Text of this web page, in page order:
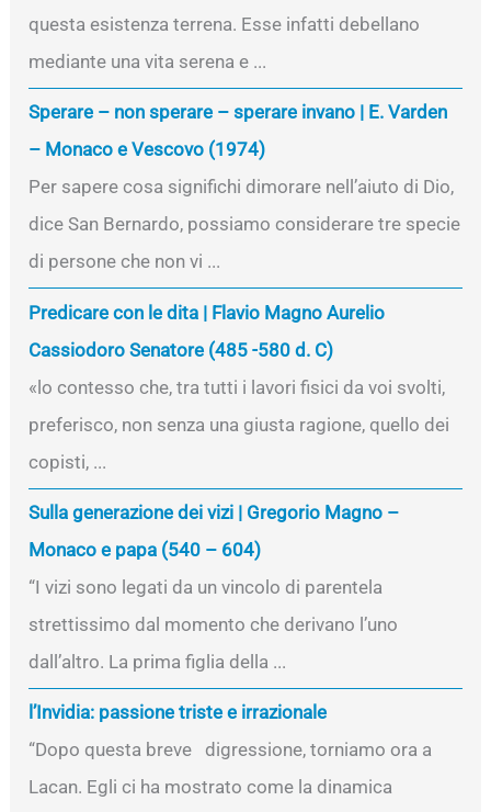
questa esistenza terrena. Esse infatti debellano
mediante una vita serena e ...
Sperare – non sperare – sperare invano | E. Varden
– Monaco e Vescovo (1974)
Per sapere cosa significhi dimorare nell’aiuto di Dio,
dice San Bernardo, possiamo considerare tre specie
di persone che non vi ...
Predicare con le dita | Flavio Magno Aurelio
Cassiodoro Senatore (485 -580 d. C)
«lo contesso che, tra tutti i lavori fisici da voi svolti,
preferisco, non senza una giusta ragione, quello dei
copisti, ...
Sulla generazione dei vizi | Gregorio Magno –
Monaco e papa (540 – 604)
“I vizi sono legati da un vincolo di parentela
strettissimo dal momento che derivano l’uno
dall’altro. La prima figlia della ...
l’Invidia: passione triste e irrazionale
“Dopo questa breve digressione, torniamo ora a
Lacan. Egli ci ha mostrato come la dinamica